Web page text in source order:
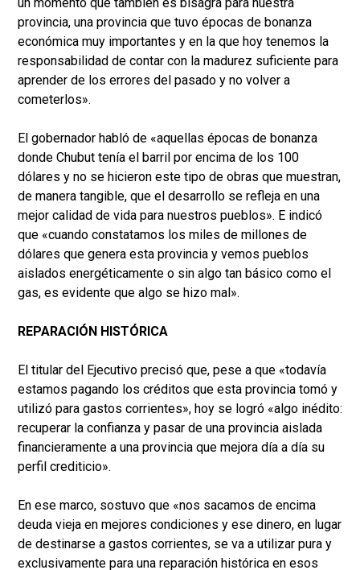
provincia, una provincia que tuvo épocas de bonanza
económica muy importantes y en la que hoy tenemos la
responsabilidad de contar con la madurez suficiente para
aprender de los errores del pasado y no volver a
cometerlos».
El gobernador habló de «aquellas épocas de bonanza
donde Chubut tenía el barril por encima de los 100
dólares y no se hicieron este tipo de obras que muestran,
de manera tangible, que el desarrollo se refleja en una
mejor calidad de vida para nuestros pueblos». E indicó
que «cuando constatamos los miles de millones de
dólares que genera esta provincia y vemos pueblos
aislados energéticamente o sin algo tan básico como el
gas, es evidente que algo se hizo mal».
REPARACIÓN HISTÓRICA
El titular del Ejecutivo precisó que, pese a que «todavía
estamos pagando los créditos que esta provincia tomó y
utilizó para gastos corrientes», hoy se logró «algo inédito:
recuperar la confianza y pasar de una provincia aislada
financieramente a una provincia que mejora día a día su
perfil crediticio».
En ese marco, sostuvo que «nos sacamos de encima
deuda vieja en mejores condiciones y ese dinero, en lugar
de destinarse a gastos corrientes, se va a utilizar pura y
exclusivamente para una reparación histórica en esos